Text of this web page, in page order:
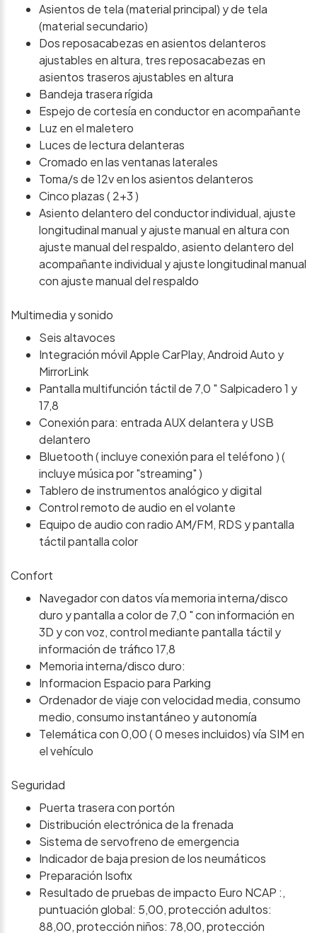
Asientos de tela (material principal) y de tela
(material secundario)
Dos reposacabezas en asientos delanteros
ajustables en altura, tres reposacabezas en
asientos traseros ajustables en altura
Bandeja trasera rígida
Espejo de cortesía en conductor en acompañante
Luz en el maletero
Luces de lectura delanteras
Cromado en las ventanas laterales
Toma/s de 12v en los asientos delanteros
Cinco plazas ( 2+3 )
Asiento delantero del conductor individual, ajuste
longitudinal manual y ajuste manual en altura con
ajuste manual del respaldo, asiento delantero del
acompañante individual y ajuste longitudinal manual
con ajuste manual del respaldo
Multimedia y sonido
Seis altavoces
Integración móvil Apple CarPlay, Android Auto y
MirrorLink
Pantalla multifunción táctil de 7,0 " Salpicadero 1 y
17,8
Conexión para: entrada AUX delantera y USB
delantero
Bluetooth ( incluye conexión para el teléfono ) (
incluye música por "streaming" )
Tablero de instrumentos analógico y digital
Control remoto de audio en el volante
Equipo de audio con radio AM/FM, RDS y pantalla
táctil pantalla color
Confort
Navegador con datos vía memoria interna/disco
duro y pantalla a color de 7,0 " con información en
3D y con voz, control mediante pantalla táctil y
información de tráfico 17,8
Memoria interna/disco duro:
Informacion Espacio para Parking
Ordenador de viaje con velocidad media, consumo
medio, consumo instantáneo y autonomía
Telemática con 0,00 ( 0 meses incluidos) vía SIM en
el vehículo
Seguridad
Puerta trasera con portón
Distribución electrónica de la frenada
Sistema de servofreno de emergencia
Indicador de baja presion de los neumáticos
Preparación Isofix
Resultado de pruebas de impacto Euro NCAP :,
puntuación global: 5,00, protección adultos:
88,00, protección niños: 78,00, protección